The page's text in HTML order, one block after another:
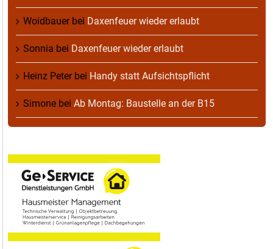
Woidbauerbei Daxenfeuer wieder erlaubt
Sonnia bei Daxenfeuer wieder erlaubt
Heinz Peterbei Handy statt Aufsichtspflicht
Simone bei Ab Montag: Baustelle an der B15